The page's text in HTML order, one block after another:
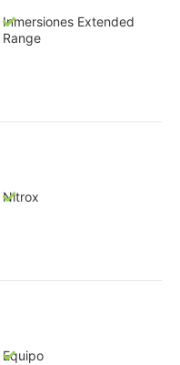
Inmersiones Extended
Range
Nitrox
Equipo